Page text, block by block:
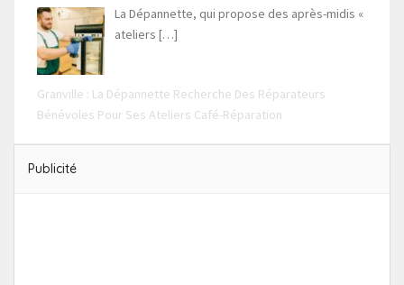
Granville : La Dépannette Recherche Des Réparateurs
Bénévoles Pour Ses Ateliers Café-Réparation
La Dépannette, qui propose des après-midis «
ateliers […]
Publicité